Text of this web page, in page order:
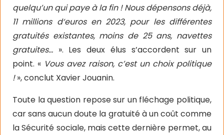
quelqu’un qui paye à la fin ! Nous dépensons déjà,
11 millions d‘euros en 2023, pour les différentes
gratuités existantes, moins de 25 ans, navettes
gratuites… ». Les deux élus s’accordent sur un
point. « Vous avez raison, c’est un choix politique
!», conclut Xavier Jouanin.
Toute la question repose sur un fléchage politique,
car sans aucun doute la gratuité à un coût comme
la Sécurité sociale, mais cette dernière permet, au